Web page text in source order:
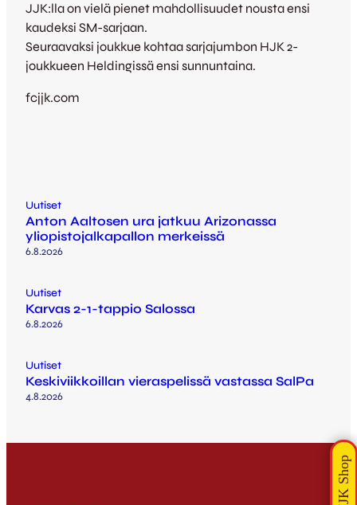
JJK:lla on vielä pienet mahdollisuudet nousta ensi
kaudeksi SM-sarjaan.
Seuraavaksi joukkue kohtaa sarjajumbon HJK 2-
joukkueen Heldingissä ensi sunnuntaina.
fcjjk.com
Uutiset
Anton Aaltosen ura jatkuu Arizonassa
yliopistojalkapallon merkeissä
6.8.2026
Uutiset
Karvas 2-1-tappio Salossa
6.8.2026
Uutiset
Keskiviikkoillan vieraspelissä vastassa SalPa
4.8.2026